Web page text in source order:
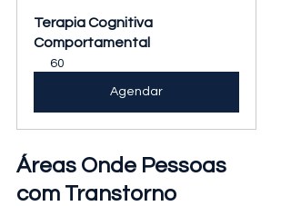
Terapia Cognitiva
Comportamental
60
Agendar
Áreas Onde Pessoas
com Transtorno